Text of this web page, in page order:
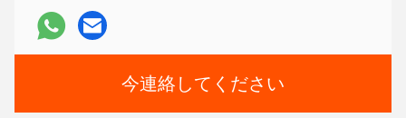
今連絡してください